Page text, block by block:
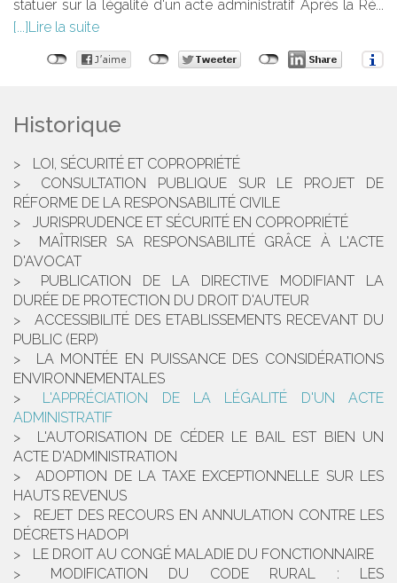
statuer sur la légalité d'un acte administratif Après la Ré...
Lire la suite
Historique
LOI, SÉCURITÉ ET COPROPRIÉTÉ
CONSULTATION PUBLIQUE SUR LE PROJET DE
RÉFORME DE LA RESPONSABILITÉ CIVILE
JURISPRUDENCE ET SÉCURITÉ EN COPROPRIÉTÉ
MAÎTRISER SA RESPONSABILITÉ GRÂCE À L'ACTE
D'AVOCAT
PUBLICATION DE LA DIRECTIVE MODIFIANT LA
DURÉE DE PROTECTION DU DROIT D'AUTEUR
ACCESSIBILITÉ DES ETABLISSEMENTS RECEVANT DU
PUBLIC (ERP)
LA MONTÉE EN PUISSANCE DES CONSIDÉRATIONS
ENVIRONNEMENTALES
L'APPRÉCIATION DE LA LÉGALITÉ D'UN ACTE
ADMINISTRATIF
L'AUTORISATION DE CÉDER LE BAIL EST BIEN UN
ACTE D'ADMINISTRATION
ADOPTION DE LA TAXE EXCEPTIONNELLE SUR LES
HAUTS REVENUS
REJET DES RECOURS EN ANNULATION CONTRE LES
DÉCRETS HADOPI
LE DROIT AU CONGÉ MALADIE DU FONCTIONNAIRE
MODIFICATION DU CODE RURAL : LES